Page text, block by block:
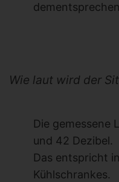
Wie laut wird der
Die gemessene
und 42 Dezibel.
Das entspricht
Kühlschrankes.